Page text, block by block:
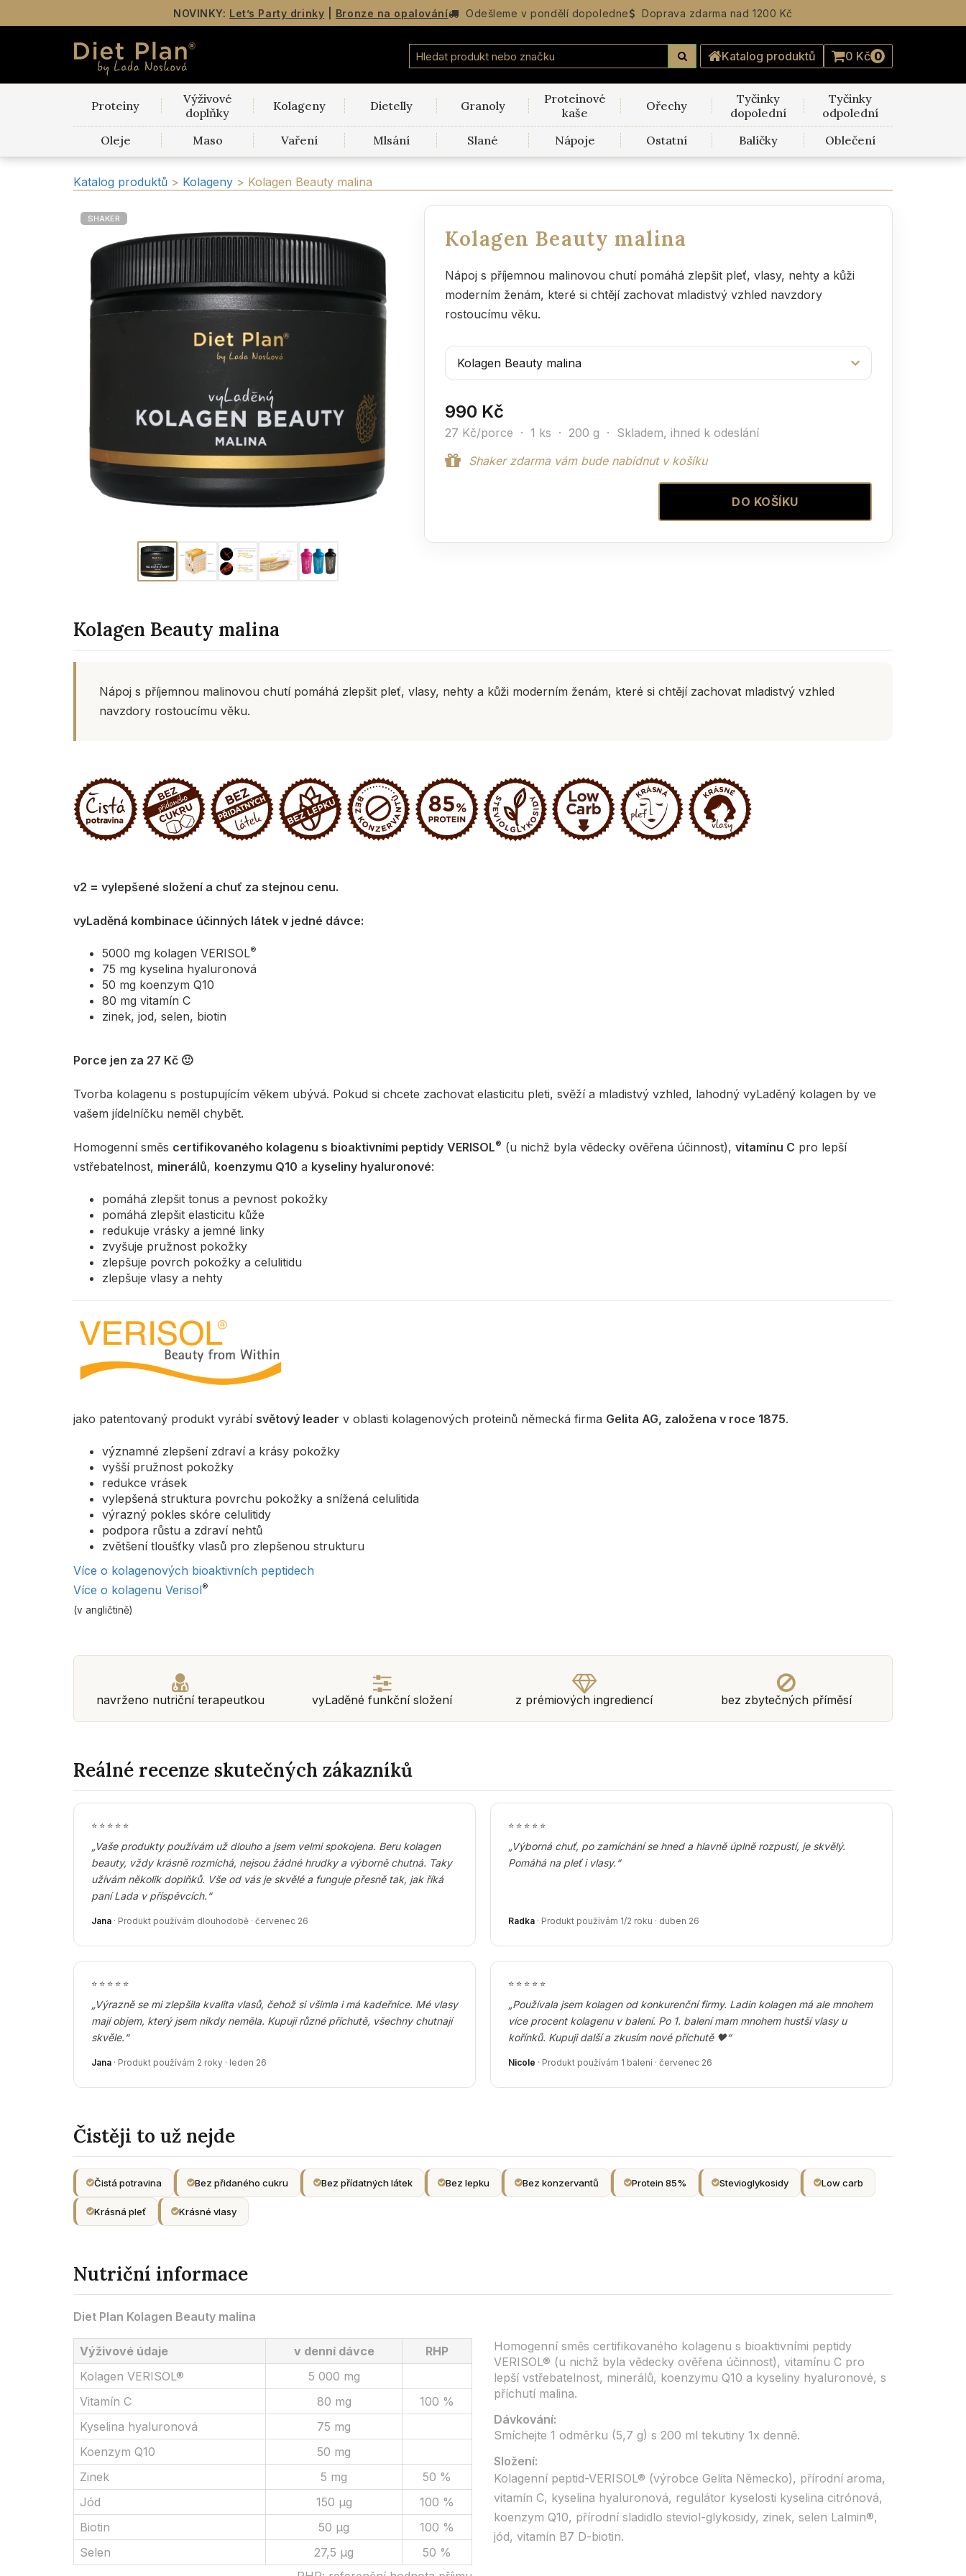
NOVINKY: Let’s Party drinky Bronze na opalování Odešleme vpondělí dopoledne Doprava zdarma nad 1200 Kč
Katalog produktů 0 Kč 0
Proteiny
Výživové
doplňky
Kolageny Dietelly Granoly
Proteinové
kaše
Ořechy
Tyčinky
dopolední
Tyčinky
odpolední
Oleje
Maso Vaření Mlsání Slané Nápoje Ostatní Balíčky Oblečení
Katalog produktů > Kolageny > Kolagen Beauty malina
SHAKER
Kolagen Beauty malina
Nápoj s příjemnou malinovou chutí pomáhá zlepšit pleť, vlasy, nehty a kůži
moderním ženám, které si chtějí zachovat mladistvý vzhled navzdory
rostoucímu věku.
990 Kč
27 Kč/porce · 1 ks · 200 g · Skladem, ihned k odeslání
Shaker zdarma vám bude nabídnut v košíku
DO KOŠÍKU
Kolagen Beauty malina
Nápoj s příjemnou malinovou chutí pomáhá zlepšit pleť, vlasy, nehty a kůži moderním ženám, které si chtějí zachovat mladistvý vzhled
navzdory rostoucímu věku.
v2 = vylepšené složení a chuť za stejnou cenu.
vyLaděná kombinace účinných látek v jedné dávce:
5000 mg kolagen VERISOL®
75 mg kyselina hyaluronová
50 mg koenzym Q10
80 mg vitamín C
zinek, jod, selen, biotin
Porce jen za 27 Kč 🙂
Tvorba kolagenu s postupujícím věkem ubývá. Pokud si chcete zachovat elasticitu pleti, svěží a mladistvý vzhled, lahodný vyLaděný kolagen by ve
vašem jídelníčku neměl chybět.
Homogenní směs certifikovaného kolagenu s bioaktivními peptidy VERISOL® (u nichž byla vědecky ověřena účinnost), vitamínu C pro lepší
vstřebatelnost, minerálů, koenzymu Q10 a kyseliny hyaluronové:
pomáhá zlepšit tonus a pevnost pokožky
pomáhá zlepšit elasticitu kůže
redukuje vrásky a jemné linky
zvyšuje pružnost pokožky
zlepšuje povrch pokožky a celulitidu
zlepšuje vlasy a nehty
jako patentovaný produkt vyrábí světový leader v oblasti kolagenových proteinů německá firma Gelita AG, založena v roce 1875.
významné zlepšení zdraví a krásy pokožky
vyšší pružnost pokožky
redukce vrásek
vylepšená struktura povrchu pokožky a snížená celulitida
výrazný pokles skóre celulitidy
podpora růstu a zdraví nehtů
zvětšení tloušťky vlasů pro zlepšenou strukturu
Více o kolagenových bioaktivních peptidech
Více o kolagenu Verisol®
(v angličtině)
navrženo nutriční terapeutkou vyLaděné funkční složení z prémiových ingrediencí bez zbytečných příměsí
Reálné recenze skutečných zákazníků
⭐ ⭐ ⭐ ⭐ ⭐
„Vaše produkty používám už dlouho a jsem velmi spokojena. Beru kolagen
beauty, vždy krásně rozmíchá, nejsou žádné hrudky a výborně chutná. Taky
užívám několik doplňků. Vše od vás je skvělé a funguje přesně tak, jak říká
paní Lada v příspěvcích.“
Jana · Produkt používám dlouhodobě · červenec 26
⭐ ⭐ ⭐ ⭐ ⭐
„Výborná chuť, po zamíchání se hned a hlavně úplně rozpustí, je skvělý.
Pomáhá na pleť i vlasy.“
Radka · Produkt používám 1/2 roku · duben 26
⭐ ⭐ ⭐ ⭐ ⭐
„Výrazně se mi zlepšila kvalita vlasů, čehož si všimla i má kadeřnice. Mé vlasy
mají objem, který jsem nikdy neměla. Kupuji různé příchutě, všechny chutnají
skvěle.“
Jana · Produkt používám 2 roky · leden 26
⭐ ⭐ ⭐ ⭐ ⭐
„Používala jsem kolagen od konkurenční firmy. Ladin kolagen má ale mnohem
více procent kolagenu v balení. Po 1. balení mam mnohem hustší vlasy u
kořínků. Kupuji další a zkusím nové příchutě 🖤“
Nicole · Produkt používám 1 balení · červenec 26
Čistěji to už nejde
Čistá potravina Bez přidaného cukru Bez přídatných látek Bez lepku Bez konzervantů Protein 85% Stevioglykosidy Low carb
Krásná pleť Krásné vlasy
Nutriční informace
Diet Plan Kolagen Beauty malina
Výživové údaje v denní dávce
RHP
Kolagen VERISOL®
5 000 mg
Vitamín C
80 mg
100 %
Kyselina hyaluronová
75 mg
Koenzym Q10
50 mg
Zinek
5 mg
50 %
Jód
150 µg
100 %
Biotin
50 µg
100 %
Selen
27,5 µg
50 %
Homogenní směs certifikovaného kolagenu s bioaktivními peptidy
VERISOL® (u nichž byla vědecky ověřena účinnost), vitamínu C pro
lepší vstřebatelnost, minerálů, koenzymu Q10 a kyseliny hyaluronové, s
příchutí malina.
Dávkování:
Smíchejte 1 odměrku (5,7 g) s 200 ml tekutiny 1x denně.
Složení:
Kolagenní peptid-VERISOL® (výrobce Gelita Německo), přírodní aroma,
vitamín C, kyselina hyaluronová, regulátor kyselosti kyselina citrónová,
koenzym Q10, přírodní sladidlo steviol-glykosidy, zinek, selen Lalmin®,
jód, vitamín B7 D-biotin.